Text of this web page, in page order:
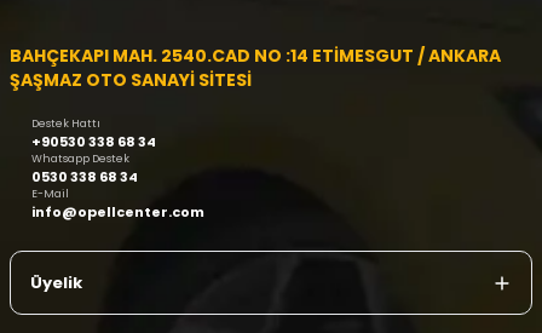
BAHÇEKAPI MAH. 2540.CAD NO :14 ETİMESGUT / ANKARA
ŞAŞMAZ OTO SANAYİ SİTESİ
Destek Hattı
+90530 338 68 34
Whatsapp Destek
0530 338 68 34
E-Mail
info@opellcenter.com
Üyelik